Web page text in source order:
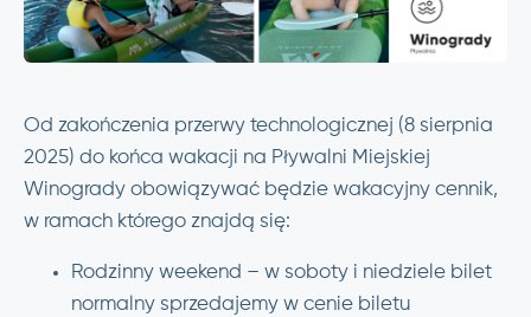
Od zakończenia przerwy technologicznej (8 sierpnia
2025) do końca wakacji na Pływalni Miejskiej
Winogrady obowiązywać będzie wakacyjny cennik,
w ramach którego znajdą się:
Rodzinny weekend – w soboty i niedziele bilet
normalny sprzedajemy w cenie biletu